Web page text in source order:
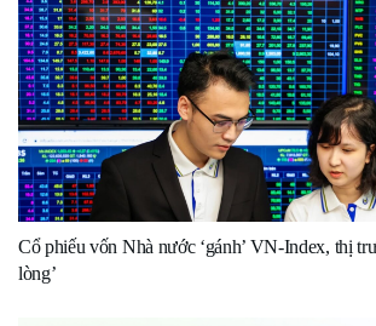
Cổ phiếu vốn Nhà nước ‘gánh’ VN-Index, thị
lòng’